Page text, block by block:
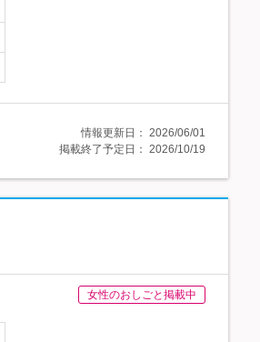
情報更新日： 2026/06/01
掲載終了予定日： 2026/10/19
女性のおしごと掲載中